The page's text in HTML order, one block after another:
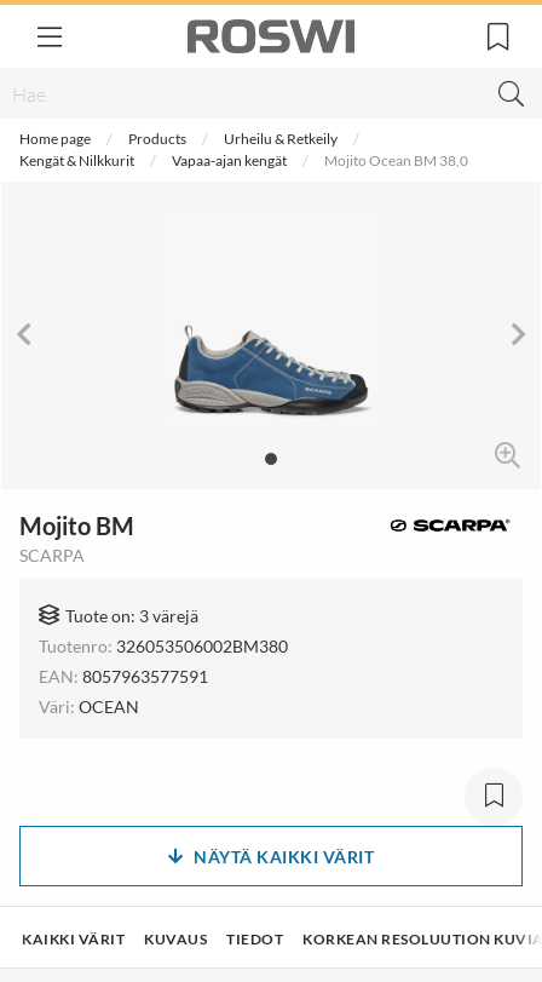
Home page Products
Urheilu & Retkeily
Kengät & Nilkkurit
Vapaa-ajan kengät Mojito Ocean BM 38,0
Mojito BM
SCARPA
Tuote on: 3 värejä
Tuotenro: 326053506002BM380
EAN: 8057963577591
Väri: OCEAN
NÄYTÄ KAIKKI VÄRIT
KAIKKI VÄRIT KUVAUS TIEDOT KORKEAN RESOLUUTION